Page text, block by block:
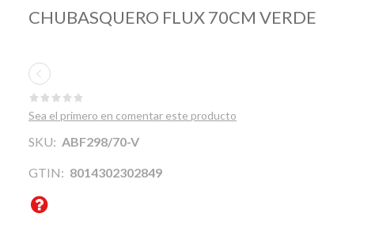
NOSOTROS
DÓNDE ESTAMOS
DURABILIDAD
ITALIA DEL SUR
CHUBASQUERO FLUX 70CM VERDE
Sea el primero en comentar este producto
SKU: ABF298/70-V
GTIN: 8014302302849